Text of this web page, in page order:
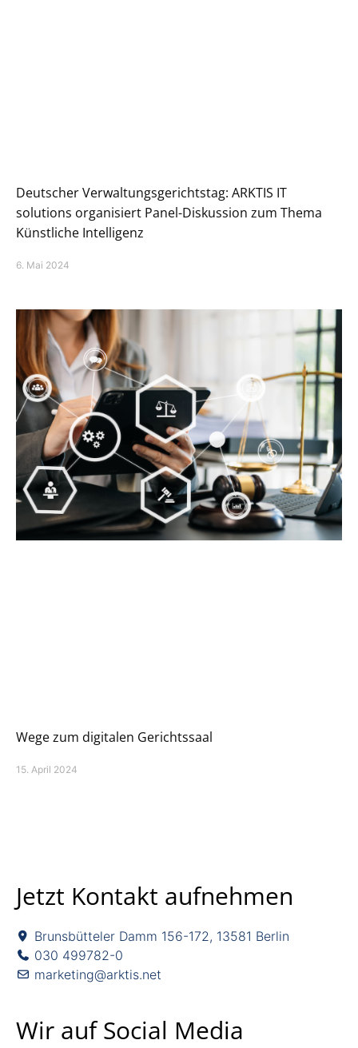
Deutscher Verwaltungsgerichtstag: ARKTIS IT
solutions organisiert Panel-Diskussion zum Thema
Künstliche Intelligenz
6. Mai 2024
Wege zum digitalen Gerichtssaal
15. April 2024
Jetzt Kontakt aufnehmen
Brunsbütteler Damm 156-172, 13581 Berlin
030 499782-0
marketing@arktis.net
Wir auf Social Media